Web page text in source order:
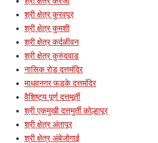
श्री क्षेत्र कुरवपूर
श्री क्षेत्र कुमशी
श्री क्षेत्र कर्दळीवन
श्री क्षेत्र कुरुंदवाड
नासिक रोड दत्तमंदिर
माधवनगर फडके दत्तमंदिर
वैशिष्ट्य पूर्ण दत्तमूर्ती
श्री एकमुखी दत्तमुर्ती कोल्हापूर
श्री क्षेत्र अंतापूर
श्री क्षेत्र अंबेजोगाई